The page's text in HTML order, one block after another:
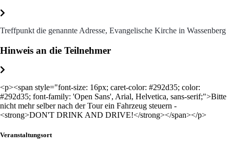
Treffpunkt die genannte Adresse, Evangelische Kirche in Wassenberg
Hinweis an die Teilnehmer
<p><span style="font-size: 16px; caret-color: #292d35; color:
#292d35; font-family: 'Open Sans', Arial, Helvetica, sans-serif;">Bitte
nicht mehr selber nach der Tour ein Fahrzeug steuern -
<strong>DON'T DRINK AND DRIVE!</strong></span></p>
Veranstaltungsort